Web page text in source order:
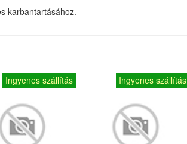
karbantartásához.
Ingyenes szállítás Ingyenes szállítás